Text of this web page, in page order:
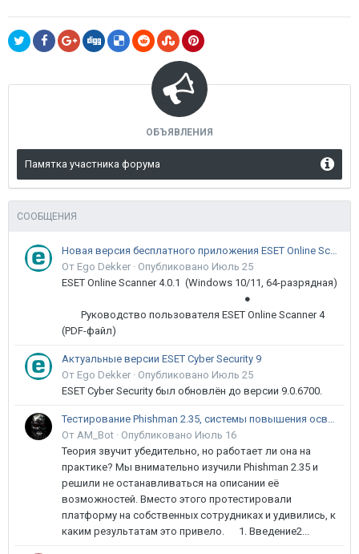
ОБЪЯВЛЕНИЯ
Памятка участника форума
СООБЩЕНИЯ
Новая версия бесплатного приложения ESET Online Scanner доступна пользователям
От Ego Dekker · Опубликовано Июль 25
ESET Online Scanner 4.0.1 (Windows 10/11, 64-разрядная)
●
Руководство пользователя ESET Online Scanner 4
(PDF-файл)
Актуальные версии ESET Cyber Security 9
От Ego Dekker · Опубликовано Июль 25
ESET Cyber Security был обновлён до версии 9.0.6700.
Тестирование Phishman 2.35, системы повышения осведомлённости пользователей в сфере ИБ
От AM_Bot · Опубликовано Июль 16
Теория звучит убедительно, но работает ли она на
практике? Мы внимательно изучили Phishman 2.35 и
решили не останавливаться на описании её
возможностей. Вместо этого протестировали
платформу на собственных сотрудниках и удивились, к
каким результатам это привело. 1. Введение2...